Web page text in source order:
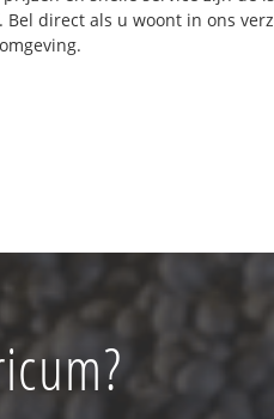
direct als u woont in ons